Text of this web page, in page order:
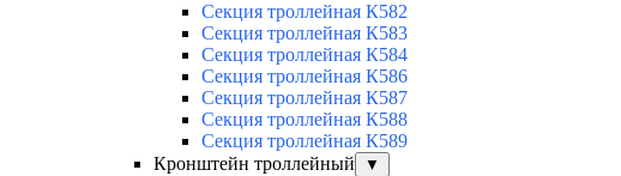
Секция троллейная К582
Секция троллейная К583
Секция троллейная К584
Секция троллейная К586
Секция троллейная К587
Секция троллейная К588
Секция троллейная К589
Кронштейн троллейный
▼